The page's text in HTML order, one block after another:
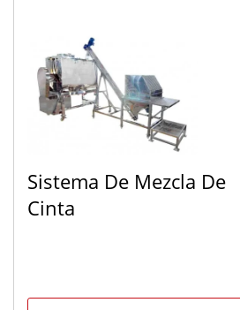
Sistema De Mezcla De
Cinta